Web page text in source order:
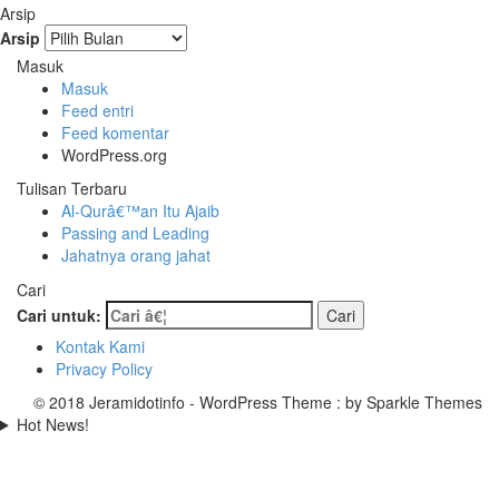
Arsip
Arsip
Masuk
Masuk
Feed entri
Feed komentar
WordPress.org
Tulisan Terbaru
Al-Qurâ€™an Itu Ajaib
Passing and Leading
Jahatnya orang jahat
Cari
Cari untuk:
Kontak Kami
Privacy Policy
© 2018 Jeramidotinfo - WordPress Theme : by Sparkle Themes
Hot News!